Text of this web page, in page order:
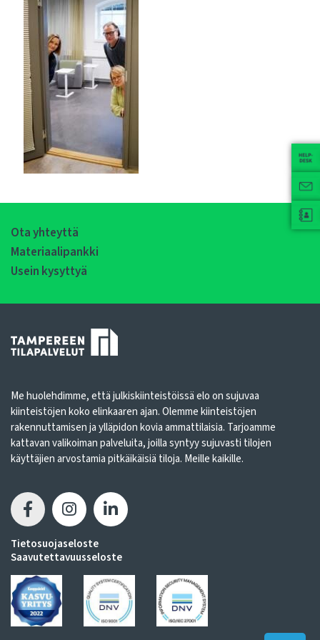
Ota yhteyttä
Materiaalipankki
Usein kysyttyä
Me huolehdimme, että julkiskiinteistöissä elo on sujuvaa
kiinteistöjen koko elinkaaren ajan. Olemme kiinteistöjen
rakennuttamisen ja ylläpidon kovia ammattilaisia. Tarjoamme
kattavan valikoiman palveluita, joilla syntyy sujuvasti tilojen
käyttäjien arvostamia pitkäikäisiä tiloja. Meille kaikille.
Tietosuojaseloste
Saavutettavuusseloste